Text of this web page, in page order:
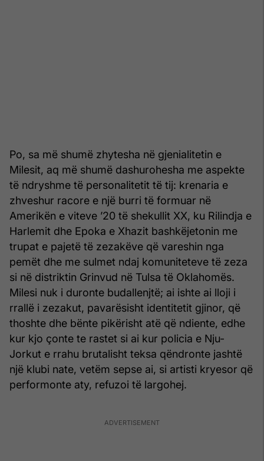
Po, sa më shumë zhytesha në gjenialitetin e
Milesit, aq më shumë dashurohesha me aspekte
të ndryshme të personalitetit të tij: krenaria e
zhveshur racore e një burri të formuar në
Amerikën e viteve ’20 të shekullit XX, ku Rilindja e
Harlemit dhe Epoka e Xhazit bashkëjetonin me
trupat e pajetë të zezakëve që vareshin nga
pemët dhe me sulmet ndaj komuniteteve të zeza
si në distriktin Grinvud në Tulsa të Oklahomës.
Milesi nuk i duronte budallenjtë; ai ishte ai lloji i
rrallë i zezakut, pavarësisht identitetit gjinor, që
thoshte dhe bënte pikërisht atë që ndiente, edhe
kur kjo çonte te rastet si ai kur policia e Nju-
Jorkut e rrahu brutalisht teksa qëndronte jashtë
një klubi nate, vetëm sepse ai, si artisti kryesor që
performonte aty, refuzoi të largohej.